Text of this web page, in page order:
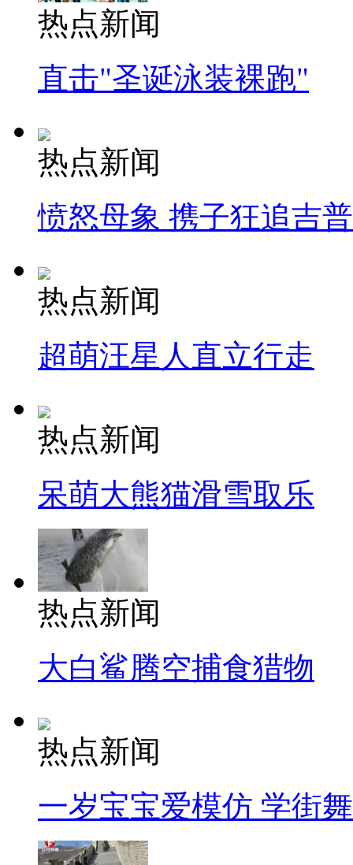
热点新闻
直击"圣诞泳装裸跑"
热点新闻
愤怒母象 携子狂追吉
热点新闻
超萌汪星人直立行走
热点新闻
呆萌大熊猫滑雪取乐
热点新闻
大白鲨腾空捕食猎物
热点新闻
一岁宝宝爱模仿 学街